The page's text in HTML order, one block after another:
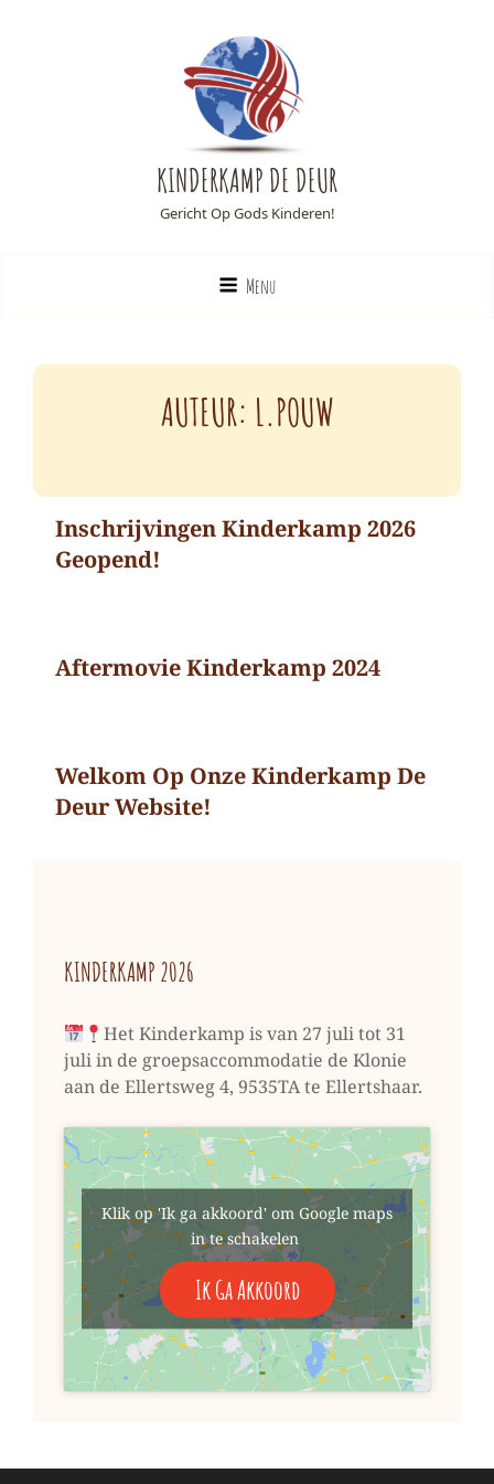
KINDERKAMP DE DEUR
Gericht Op Gods Kinderen!
Menu
AUTEUR: L.POUW
Inschrijvingen Kinderkamp 2026
Geopend!
Aftermovie Kinderkamp 2024
Welkom Op Onze Kinderkamp De
Deur Website!
KINDERKAMP 2026
Het Kinderkamp is van 27 juli tot 31
juli in de groepsaccommodatie de Klonie
aan de Ellertsweg 4, 9535TA te Ellertshaar.
Klik op 'Ik ga akkoord' om Google maps
in te schakelen
Ik Ga Akkoord